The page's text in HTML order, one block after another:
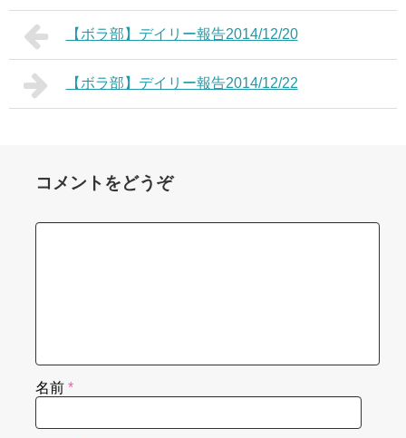
【ボラ部】デイリー報告2014/12/20
【ボラ部】デイリー報告2014/12/22
コメントをどうぞ
名前 *